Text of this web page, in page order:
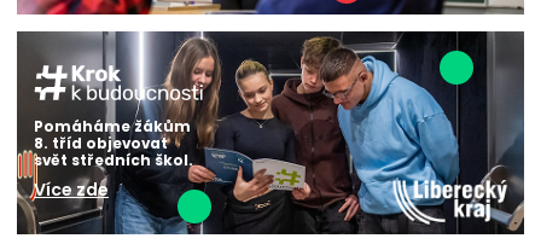
Pomáháme žákům
8. tříd objevovat
svět středních škol.
Více zde